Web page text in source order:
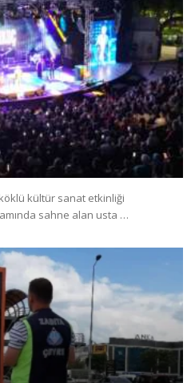
kültür sanat etkinliği
sahne alan usta …